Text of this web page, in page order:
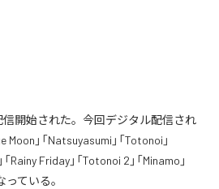
信開始された。今回デジタル配信され
Moon」「Natsuyasumi」「Totonoi」
Rainy Friday」「Totonoi 2」「Minamo」
っている。